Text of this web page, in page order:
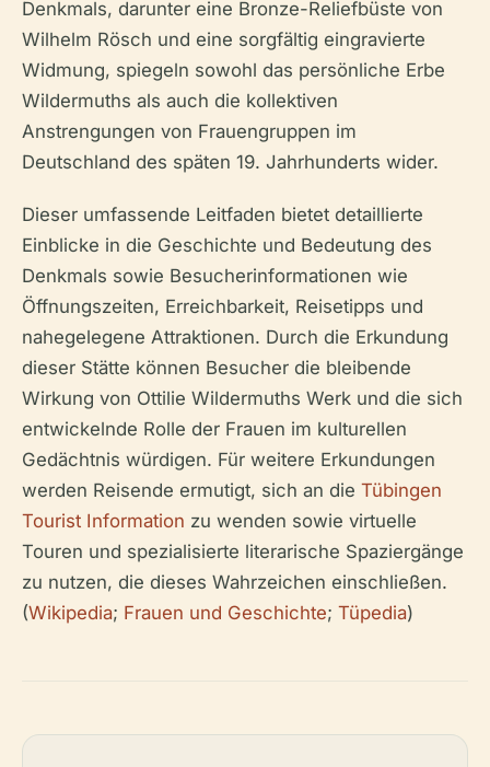
Denkmals, darunter eine Bronze-Reliefbüste von
Wilhelm Rösch und eine sorgfältig eingravierte
Widmung, spiegeln sowohl das persönliche Erbe
Wildermuths als auch die kollektiven
Anstrengungen von Frauengruppen im
Deutschland des späten 19. Jahrhunderts wider.
Dieser umfassende Leitfaden bietet detaillierte
Einblicke in die Geschichte und Bedeutung des
Denkmals sowie Besucherinformationen wie
Öffnungszeiten, Erreichbarkeit, Reisetipps und
nahegelegene Attraktionen. Durch die Erkundung
dieser Stätte können Besucher die bleibende
Wirkung von Ottilie Wildermuths Werk und die sich
entwickelnde Rolle der Frauen im kulturellen
Gedächtnis würdigen. Für weitere Erkundungen
werden Reisende ermutigt, sich an die Tübingen
Tourist Information zu wenden sowie virtuelle
Touren und spezialisierte literarische Spaziergänge
zu nutzen, die dieses Wahrzeichen einschließen.
(Wikipedia; Frauen und Geschichte; Tüpedia)